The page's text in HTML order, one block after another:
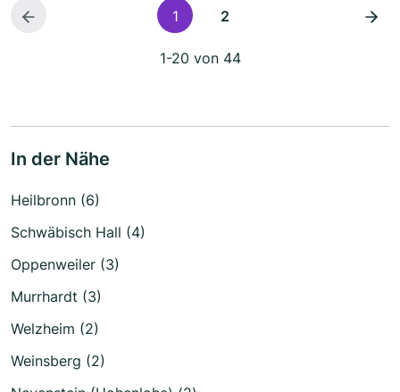
1 2
1-20 von 44
In der Nähe
Heilbronn (6)
Schwäbisch Hall (4)
Oppenweiler (3)
Murrhardt (3)
Welzheim (2)
Weinsberg (2)